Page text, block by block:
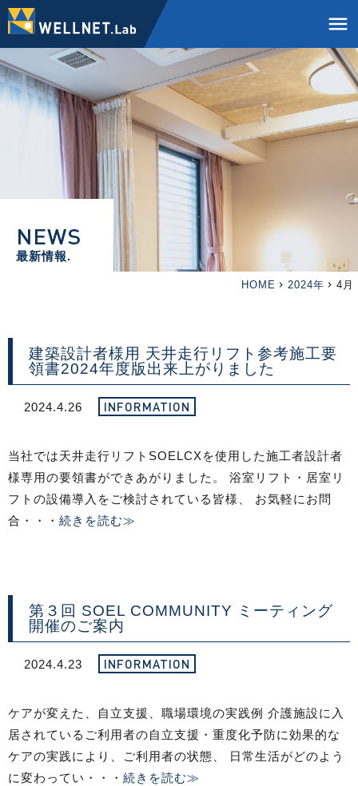
menu
NEWS
最新情報.
HOME 2024年 4月
建築設計者様用 天井走行リフト参考施工要
領書2024年度版出来上がりました
2024.4.26 INFORMATION
当社では天井走行リフトSOELCXを使用した施工者設計者
様専用の要領書ができあがりました。 浴室リフト・居室リ
フトの設備導入をご検討されている皆様、 お気軽にお問
合・・・ 続きを読む≫
第３回 SOEL COMMUNITY ミーティング
開催のご案内
2024.4.23 INFORMATION
ケアが変えた、自立支援、職場環境の実践例 介護施設に入
居されているご利用者の自立支援・重度化予防に効果的な
ケアの実践により、ご利用者の状態、 日常生活がどのよう
に変わってい・・・ 続きを読む≫